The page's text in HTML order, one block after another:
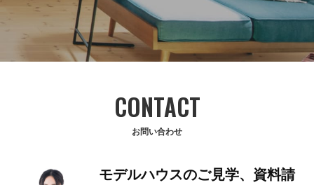
お問い合わせ
モデルハウスのご見学、資料請